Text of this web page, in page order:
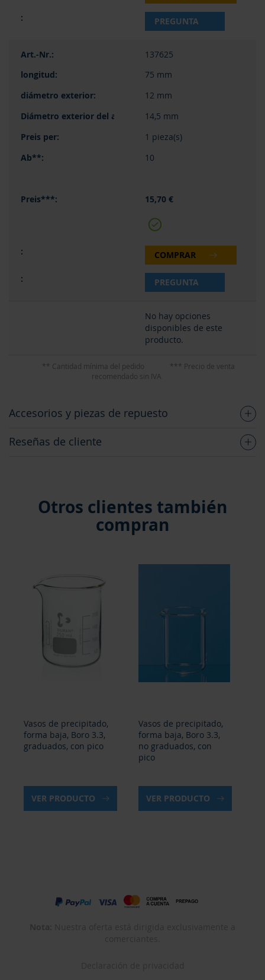
PREGUNTA
137625
75 mm
12 mm
14,5 mm
1 pieza(s)
10
15,70 €
COMPRAR
PREGUNTA
No hay opciones
disponibles de este
producto.
** Cantidad mínima del pedido
*** Precio de venta
recomendado sin IVA
Accesorios y piezas de repuesto
Reseñas de cliente
Otros clientes también
compran
Vasos de precipitado,
forma baja, Boro 3.3,
no graduados, con
VER PRODUCTO
Vasos de precipitado,
forma baja, PP,
graduación azul, con
pico
VER PRODUCTO